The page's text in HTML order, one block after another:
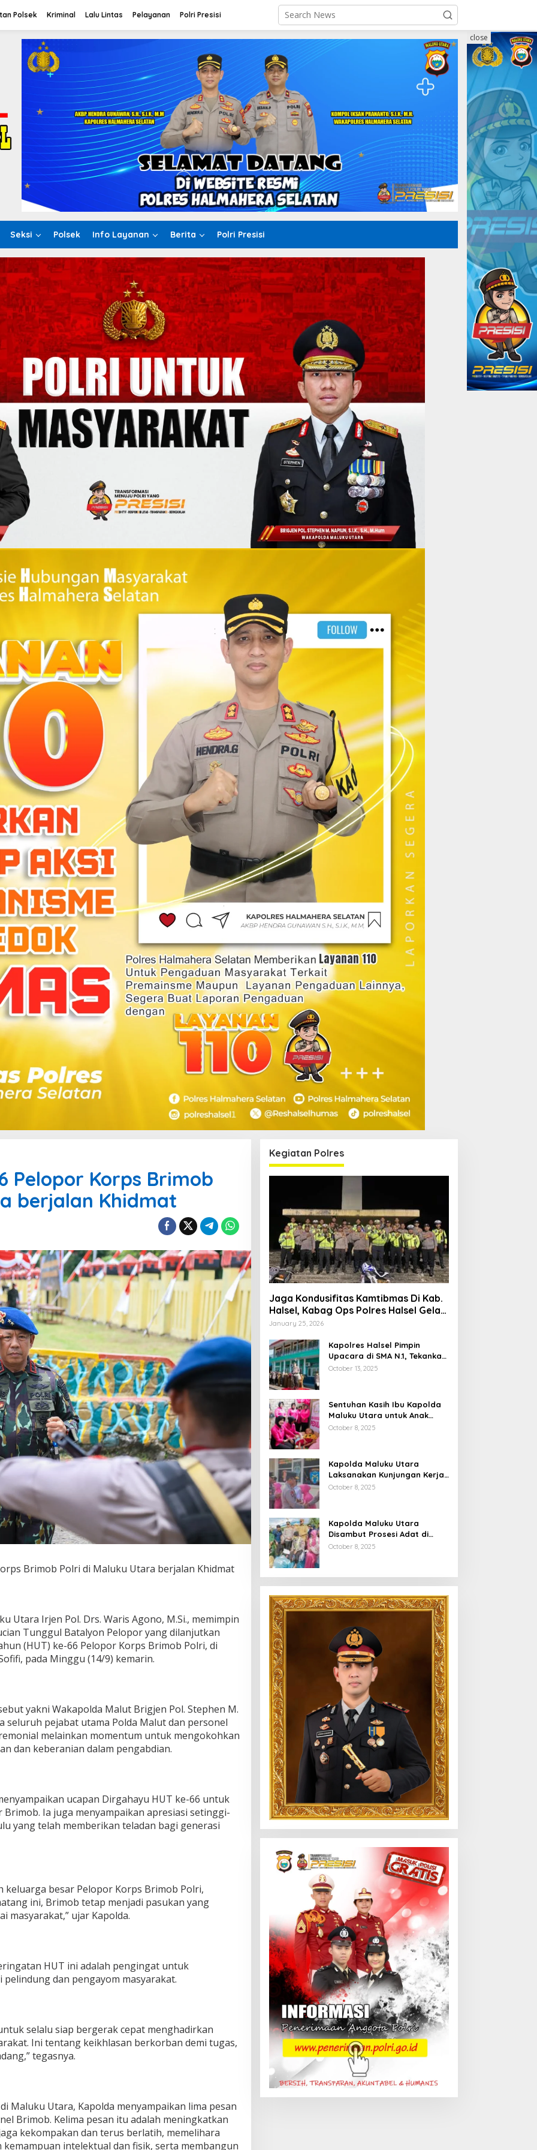
Polsek Kriminal Lalu Lintas Pelayanan Polri Presisi
Seksi Polsek Info Layanan Berita Polri Presisi
close
Pelopor Korps Brimob
berjalan Khidmat
Brimob Polri di Maluku Utara berjalan Khidmat
Utara Irjen Pol. Drs. Waris Agono, M.Si., memimpin
Tunggul Batalyon Pelopor yang dilanjutkan
(HUT) ke-66 Pelopor Korps Brimob Polri, di
pada Minggu (14/9) kemarin.
yakni Wakapolda Malut Brigjen Pol. Stephen M.
seluruh pejabat utama Polda Malut dan personel
melainkan momentum untuk mengokohkan
dan keberanian dalam pengabdian.
ucapan Dirgahayu HUT ke-66 untuk
Ia juga menyampaikan apresiasi setinggi-
yang telah memberikan teladan bagi generasi
keluarga besar Pelopor Korps Brimob Polri,
ini, Brimob tetap menjadi pasukan yang
masyarakat,” ujar Kapolda.
HUT ini adalah pengingat untuk
dan pengayom masyarakat.
selalu siap bergerak cepat menghadirkan
Ini tentang keikhlasan berkorban demi tugas,
tegasnya.
Maluku Utara, Kapolda menyampaikan lima pesan
Brimob. Kelima pesan itu adalah meningkatkan
kekompakan dan terus berlatih, memelihara
kemampuan intelektual dan fisik, serta membangun
Kegiatan Polres
Jaga Kondusifitas Kamtibmas Di Kab.
Halsel, Kabag Ops Polres Halsel Gelar
Patroli Cipta Kondisi
January 25, 2026
Kapolres Halsel Pimpin
Upacara di SMA N.1, Tekankan
Disiplin Dan Keselamatan
October 13, 2025
Sentuhan Kasih Ibu Kapolda
Maluku Utara untuk Anak
Penyandang Hidrosefalus di
October 8, 2025
Kapolda Maluku Utara
Laksanakan Kunjungan Kerja
Di Polres Halsel
October 8, 2025
Kapolda Maluku Utara
Disambut Prosesi Adat di
Bumi Saruma
October 8, 2025